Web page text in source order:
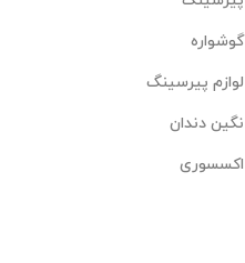
گوشواره
لوازم پیرسینگ
نگین دندان
اکسسوری